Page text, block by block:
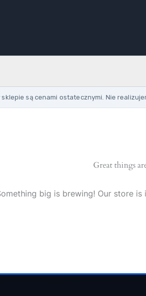
są cenami ostatecznymi. Nie
Great things
big is brewing! Our store